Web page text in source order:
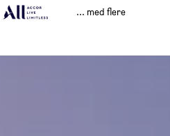
... med flere